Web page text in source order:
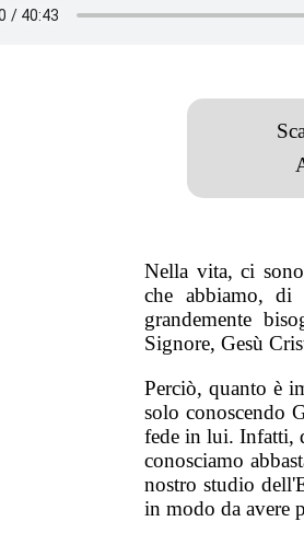
Nella vita, ci
che abbiamo, di
grandemente
Signore, Gesù
Perciò, quanto è
solo conoscendo
fede in lui. Infatti,
conosciamo
nostro studio
in modo da avere